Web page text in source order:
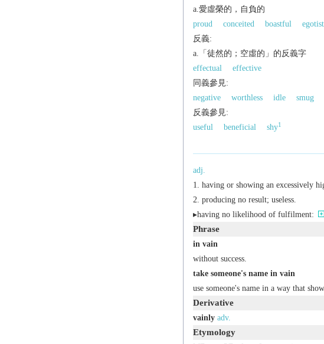
a.愛虛榮的，自負的
proud
conceited boastful
反義:
a.「徒然的；空虛的」的反義字
effectual
effective
同義參見:
negative
worthless idle smug
反義參見:
useful
beneficial shy1
adj.
having or showing an excessively
producing no result; useless.
▸having no likelihood of fulfilment:
Phrase
in vain
without success.
take someone's name in vain
use someone's name in a way that
Derivative
vainly adv.
Etymology